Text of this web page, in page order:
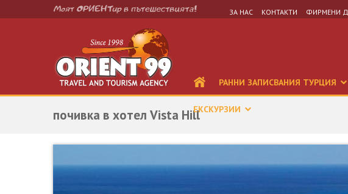
ЗА НАС КОНТАКТИ ФИРМЕНИ
РАННИ ЗАПИСВАНИЯ ТУРЦИЯ
ЕКСКУРЗИИ
почивка в хотел Vista Hill